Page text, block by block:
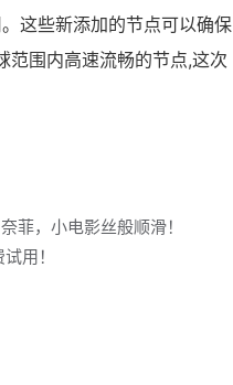
这些新添加的节点可以确保
范围内高速流畅的节点,这次
菲，小电影丝般顺滑！
用！